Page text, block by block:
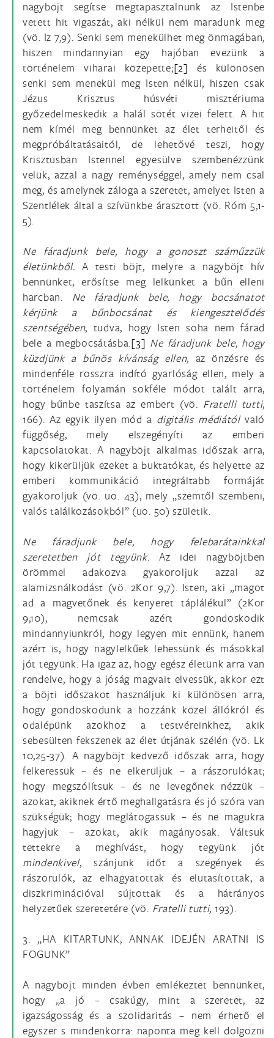
nagyböjt segítse megtapasztalnunk az Istenbe
vetett hit vigaszát, aki nélkül nem maradunk meg
(vö. Iz 7,9). Senki sem menekülhet meg önmagában,
hiszen mindannyian egy hajóban evezünk a
történelem viharai közepette;[2] és különösen
senki sem menekül meg Isten nélkül, hiszen csak
Jézus Krisztus húsvéti misztériuma
győzedelmeskedik a halál sötét vizei felett. A hit
nem kímél meg bennünket az élet terheitől és
megpróbáltatásaitól, de lehetővé teszi, hogy
Krisztusban Istennel egyesülve szembenézzünk
velük, azzal a nagy reménységgel, amely nem csal
meg, és amelynek záloga a szeretet, amelyet Isten a
Szentlélek által a szívünkbe árasztott (vö. Róm 5,1-
5).
Ne fáradjunk bele, hogy a gonoszt száműzzük
életünkből. A testi böjt, melyre a nagyböjt hív
bennünket, erősítse meg lelkünket a bűn elleni
harcban. Ne fáradjunk bele, hogy bocsánatot
kérjünk a bűnbocsánat és kiengesztelődés
szentségében, tudva, hogy Isten soha nem fárad
bele a megbocsátásba.[3] Ne fáradjunk bele, hogy
küzdjünk a bűnös kívánság ellen, az önzésre és
mindenféle rosszra indító gyarlóság ellen, mely a
történelem folyamán sokféle módot talált arra,
hogy bűnbe taszítsa az embert (vö. Fratelli tutti,
166). Az egyik ilyen mód a digitális médiátólvaló
függőség, mely elszegényíti az emberi
kapcsolatokat. A nagyböjt alkalmas időszak arra,
hogy kikerüljük ezeket a buktatókat, és helyette az
emberi kommunikáció integráltabb formáját
gyakoroljuk (vö. uo. 43), mely „szemtől szembeni,
valós találkozásokból” (uo. 50) születik.
Ne fáradjunk bele, hogy felebarátainkkal
szeretetben jót tegyünk. Az idei nagyböjtben
örömmel adakozva gyakoroljuk azzal az
alamizsnálkodást (vö. 2Kor 9,7). Isten, aki „magot
ad a magvetőnek és kenyeret táplálékul” (2Kor
9,10), nemcsak azért gondoskodik
mindannyiunkról, hogy legyen mit ennünk, hanem
azért is, hogy nagylelkűek lehessünk és másokkal
jót tegyünk. Ha igaz az, hogy egész életünk arra van
rendelve, hogy a jóság magvait elvessük, akkor ezt
a böjti időszakot használjuk ki különösen arra,
hogy gondoskodunk a hozzánk közel állókról és
odalépünk azokhoz a testvéreinkhez, akik
sebesülten fekszenek az élet útjának szélén (vö. Lk
10,25-37). A nagyböjt kedvező időszak arra, hogy
felkeressük – és ne elkerüljük – a rászorulókat;
hogy megszólítsuk – és ne levegőnek nézzük –
azokat, akiknek értő meghallgatásra és jó szóra van
szükségük; hogy meglátogassuk – és ne magukra
hagyjuk – azokat, akik magányosak. Váltsuk
tettekre a meghívást, hogy tegyünk jót
mindenkivel, szánjunk időt a szegények és
rászorulók, az elhagyatottak és elutasítottak, a
diszkriminációval sújtottak és a hátrányos
helyzetűek szeretetére (vö. Fratelli tutti, 193).
3. „HA KITARTUNK, ANNAK IDEJÉN ARATNI IS
FOGUNK”
A nagyböjt minden évben emlékeztet bennünket,
hogy „a jó – csakúgy, mint a szeretet, az
igazságosság és a szolidaritás – nem érhető el
egyszer s mindenkorra: naponta meg kell dolgozni